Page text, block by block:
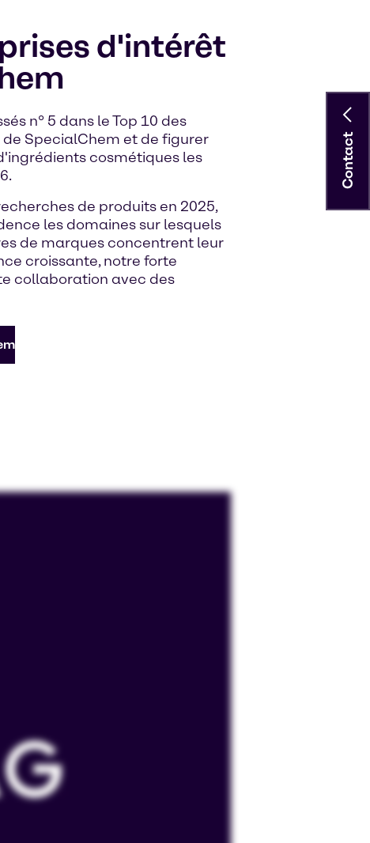
d'intérêt
n° 5 dans le Top 10 des
SpecialChem et de figurer
cosmétiques les
de produits en 2025,
les domaines sur lesquels
de marques concentrent leur
croissante, notre forte
collaboration avec des
Contact